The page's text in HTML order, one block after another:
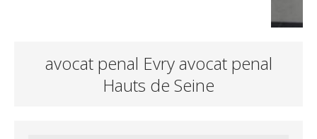
avocat penal Evry avocat penal
Hauts de Seine